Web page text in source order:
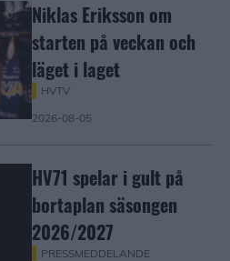
Niklas Eriksson om
starten på veckan och
läget i laget
HVTV
2026-08-05
HV71 spelar i gult på
bortaplan säsongen
2026/2027
PRESSMEDDELANDE